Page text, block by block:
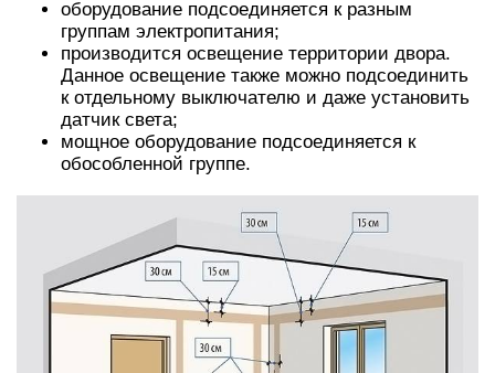
оборудование подсоединяется к разным
группам электропитания;
производится освещение территории двора.
Данное освещение также можно подсоединить
к отдельному выключателю и даже установить
датчик света;
мощное оборудование подсоединяется к
обособленной группе.